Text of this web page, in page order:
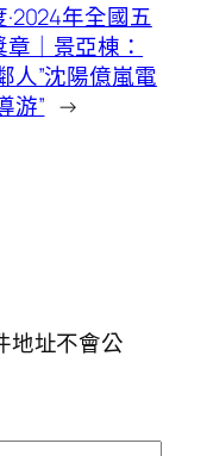
年全國五
｜景亞棟：
人”沈陽億嵐電
游” →
地址不會公